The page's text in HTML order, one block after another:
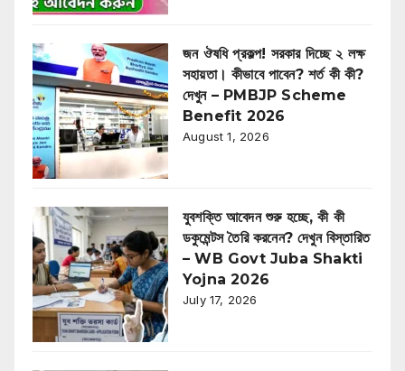
জন ঔষধি প্রকল্প! সরকার দিচ্ছে ২ লক্ষ
সহায়তা। কীভাবে পাবেন? শর্ত কী কী?
দেখুন – PMBJP Scheme
Benefit 2026
August 1, 2026
যুবশক্তি আবেদন শুরু হচ্ছে, কী কী
ডকুমেন্টস তৈরি করনেন? দেখুন বিস্তারিত
– WB Govt Juba Shakti
Yojna 2026
July 17, 2026